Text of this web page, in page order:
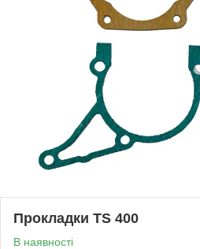
Прокладки TS 400
В наявності